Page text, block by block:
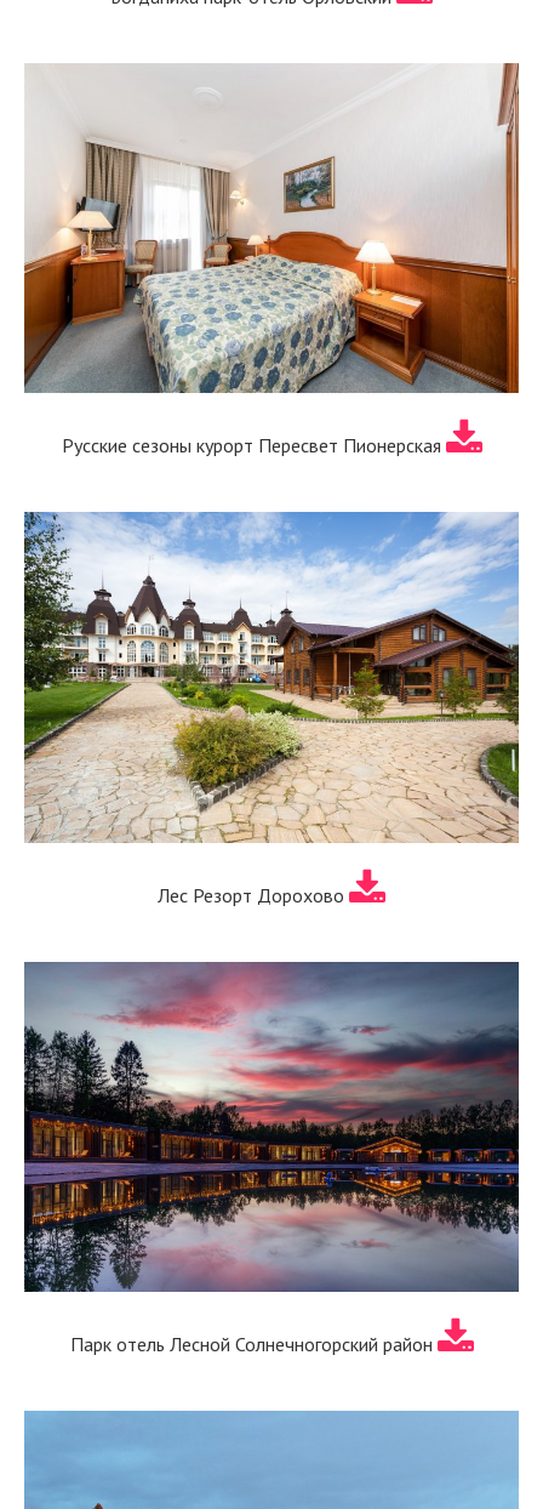
Русские сезоны курорт Пересвет Пионерская
Лес Резорт Дорохово
Парк отель Лесной Солнечногорский район